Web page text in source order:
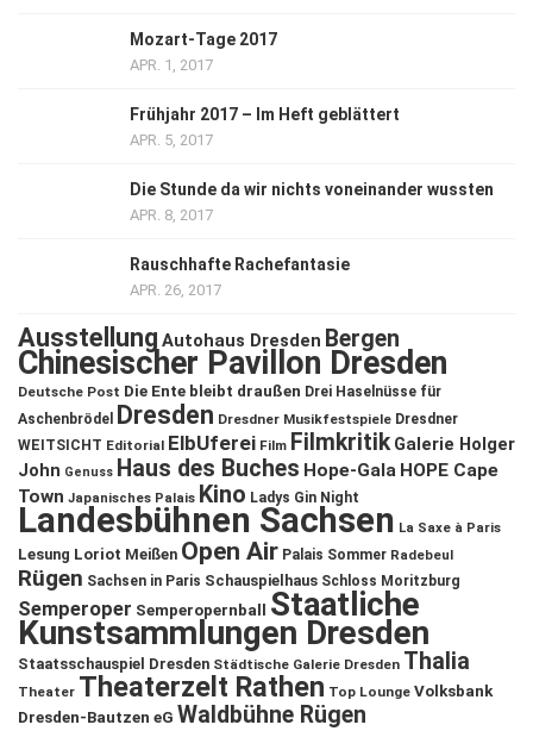
Mozart-Tage 2017
APR. 1, 2017
Frühjahr 2017 – Im Heft geblättert
APR. 5, 2017
Die Stunde da wir nichts voneinander wussten
APR. 8, 2017
Rauschhafte Rachefantasie
APR. 26, 2017
Ausstellung Autohaus Dresden Bergen
Chinesischer Pavillon Dresden
Deutsche Post Die Ente bleibt draußen Drei Haselnüsse für
Aschenbrödel
Dresden Dresdner Musikfestspiele Dresdner
WEITSICHT Editorial ElbUferei Film Filmkritik Galerie Holger
John Genuss Haus des Buches Hope-Gala HOPE Cape
Town Japanisches Palais Kino Ladys Gin Night
Landesbühnen Sachsen La Saxe à Paris
Lesung Loriot Meißen Open Air Palais Sommer Radebeul
Rügen Sachsen in Paris Schauspielhaus Schloss Moritzburg
Semperoper Semperopernball Staatliche
Kunstsammlungen Dresden
Staatsschauspiel Dresden Städtische Galerie Dresden Thalia
Theater Theaterzelt Rathen Top Lounge Volksbank
Dresden-Bautzen eG Waldbühne Rügen